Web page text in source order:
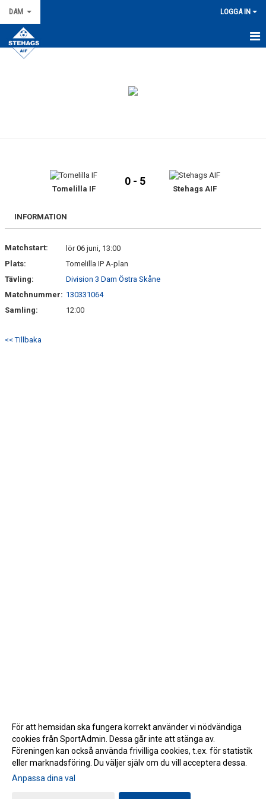
DAM LOGGA IN
HEM
BILDGALLERI
KIOSKLISTA
Tomelilla IF
0 - 5
Stehags AIF
INFORMATION
Matchstart:
lör 06 juni, 13:00
Plats:
Tomelilla IP A-plan
Tävling:
Division 3 Dam Östra Skåne
Matchnummer: 130331064
Samling:
12:00
<< Tillbaka
Gå till Webbversion
För att hemsidan ska fungera korrekt använder vi nödvändiga
cookies från SportAdmin. Dessa går inte att stänga av.
Föreningen kan också använda frivilliga cookies, t.ex. för statistik
eller marknadsföring. Du väljer själv om du vill acceptera dessa.
Anpassa dina val